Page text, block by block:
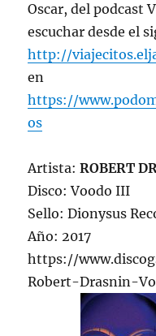
Oscar, del podcast
escuchar desde el
http://
en
https://
os
Artista:ROBERT
Disco: Voodo III
Sello: Dionysus
Año: 2017
https://
Robert-Drasnin-